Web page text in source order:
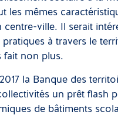
les mêmes
centre-ville. Il serait
pratiques à travers le
fait non plus.
la Banque des
un prêt flash
de bâtiments